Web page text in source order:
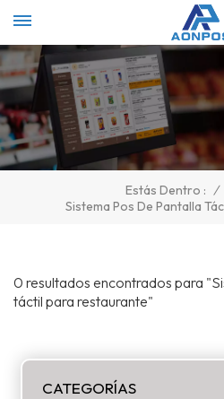
Estás Dentro : /
Sistema Pos De Pantalla
0 resultados encontrados para
táctil para restaurante"
CATEGORÍAS